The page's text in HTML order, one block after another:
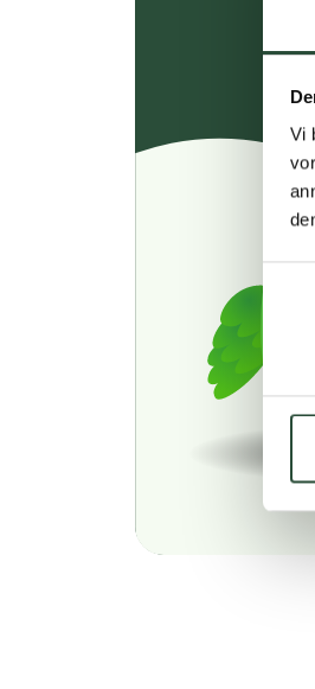
Vi